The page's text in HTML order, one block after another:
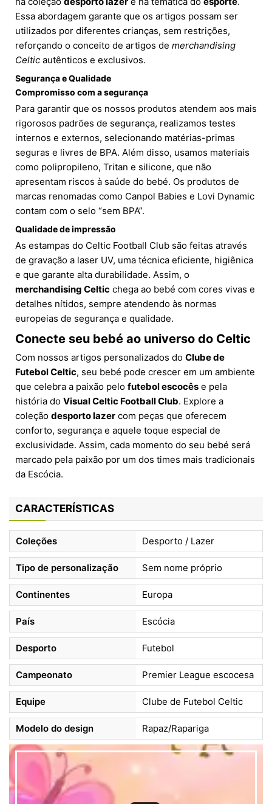
Essa abordagem garante que os artigos possam ser
utilizados por diferentes crianças, sem restrições,
reforçando o conceito de artigos de merchandising
Celtic autênticos e exclusivos.
Segurança e Qualidade
Compromisso com a segurança
Para garantir que os nossos produtos atendem aos mais
rigorosos padrões de segurança, realizamos testes
internos e externos, selecionando matérias-primas
seguras e livres de BPA. Além disso, usamos materiais
como polipropileno, Tritan e silicone, que não
apresentam riscos à saúde do bebé. Os produtos de
marcas renomadas como Canpol Babies e Lovi Dynamic
contam com o selo “sem BPA”.
Qualidade de impressão
As estampas do Celtic Football Club são feitas através
de gravação a laser UV, uma técnica eficiente, higiênica
e que garante alta durabilidade. Assim, o
merchandising Celtic chega ao bebé com cores vivas e
detalhes nítidos, sempre atendendo às normas
europeias de segurança e qualidade.
Conecte seu bebé ao universo do Celtic
Com nossos artigos personalizados do Clube de
Futebol Celtic, seu bebé pode crescer em um ambiente
que celebra a paixão pelo futebol escocês e pela
história do Visual Celtic Football Club. Explore a
coleção desporto lazer com peças que oferecem
conforto, segurança e aquele toque especial de
exclusividade. Assim, cada momento do seu bebé será
marcado pela paixão por um dos times mais tradicionais
da Escócia.
CARACTERÍSTICAS
Coleções Desporto / Lazer
Tipo de personalização Sem nome próprio
Continentes Europa
País Escócia
Desporto Futebol
Campeonato Premier League escocesa
Equipe Clube de Futebol Celtic
Modelo do design Rapaz/Rapariga